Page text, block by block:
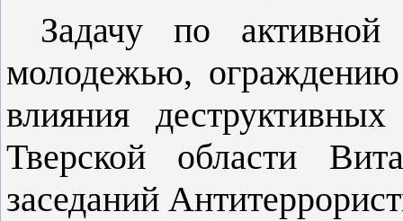
Задачу по активной
молодежью,
влияния
Тверской области
заседаний